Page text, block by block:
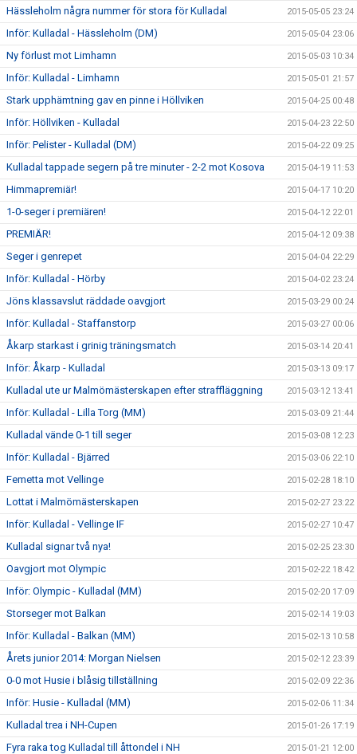
Hässleholm några nummer för stora för Kulladal 2015-05-05 23:24
Inför: Kulladal - Hässleholm (DM) 2015-05-04 23:06
Ny förlust mot Limhamn 2015-05-03 10:34
Inför: Kulladal - Limhamn 2015-05-01 21:57
Stark upphämtning gav en pinne i Höllviken 2015-04-25 00:48
Inför: Höllviken - Kulladal 2015-04-23 22:50
Inför: Pelister - Kulladal (DM) 2015-04-22 09:25
Kulladal tappade segern på tre minuter - 2-2 mot Kosova 2015-04-19 11:53
Himmapremiär! 2015-04-17 10:20
1-0-seger i premiären! 2015-04-12 22:01
PREMIÄR! 2015-04-12 09:38
Seger i genrepet 2015-04-04 22:29
Inför: Kulladal - Hörby 2015-04-02 23:24
Jöns klassavslut räddade oavgjort 2015-03-29 00:24
Inför: Kulladal - Staffanstorp 2015-03-27 00:06
Åkarp starkast i grinig träningsmatch 2015-03-14 20:41
Inför: Åkarp - Kulladal 2015-03-13 09:17
Kulladal ute ur Malmömästerskapen efter straffläggning 2015-03-12 13:41
Inför: Kulladal - Lilla Torg (MM) 2015-03-09 21:44
Kulladal vände 0-1 till seger 2015-03-08 12:23
Inför: Kulladal - Bjärred 2015-03-06 22:10
Femetta mot Vellinge 2015-02-28 18:10
Lottat i Malmömästerskapen 2015-02-27 23:22
Inför: Kulladal - Vellinge IF 2015-02-27 10:47
Kulladal signar två nya! 2015-02-25 23:30
Oavgjort mot Olympic 2015-02-22 18:42
Inför: Olympic - Kulladal (MM) 2015-02-20 17:09
Storseger mot Balkan 2015-02-14 19:03
Inför: Kulladal - Balkan (MM) 2015-02-13 10:58
Årets junior 2014: Morgan Nielsen 2015-02-12 23:39
0-0 mot Husie i blåsig tillställning 2015-02-09 22:36
Inför: Husie - Kulladal (MM) 2015-02-06 11:34
Kulladal trea i NH-Cupen 2015-01-26 17:19
Fyra raka tog Kulladal till åttondel i NH 2015-01-21 12:00